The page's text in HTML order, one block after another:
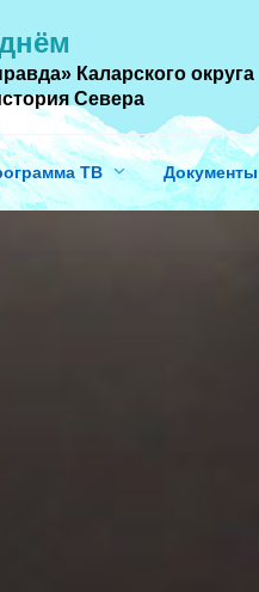
Каларского округа
Cевера
ТВ Документы